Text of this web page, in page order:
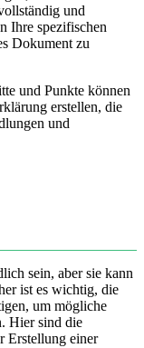
und
Ihre spezifischen
Dokument zu
und Punkte können
erstellen, die
und
sein, aber sie kann
ist es wichtig, die
um mögliche
Hier sind die
Erstellung einer